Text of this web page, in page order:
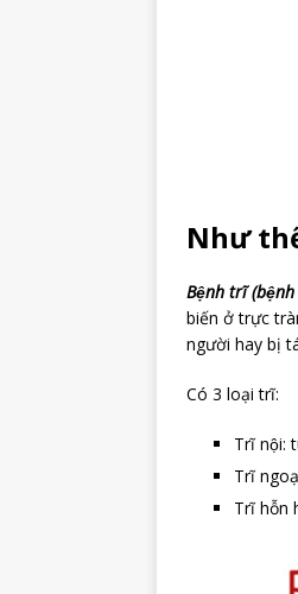
Như
Bệnh trĩ
biến ở trực
người hay bị
Có 3 loại trĩ:
Trĩ nội:
Trĩ
Trĩ hỗn